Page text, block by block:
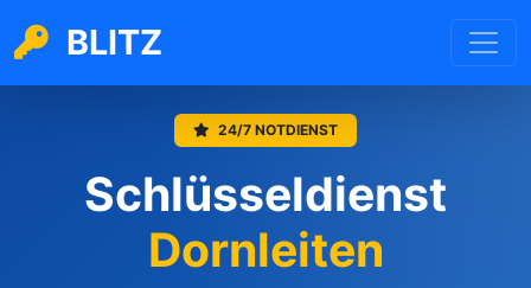
BLITZ
24/7 NOTDIENST
Schlüsseldienst
Dornleiten